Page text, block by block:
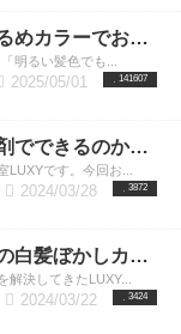
暗い白髪染めはもう卒業！明るめカラーでお洒落を楽しみたい大人女性のご希望を叶えます。
明るい髪色でも...
141607
2025/05/01
白髪ぼかしカラーは市販の薬剤でできるのか？話題のカラーを美容師が解説
です。今回お...
3872
2024/03/28
白髪ストレス解消！効果抜群の白髪ぼかしカラーを一挙公開
決してきたLUXY...
3424
2024/03/22